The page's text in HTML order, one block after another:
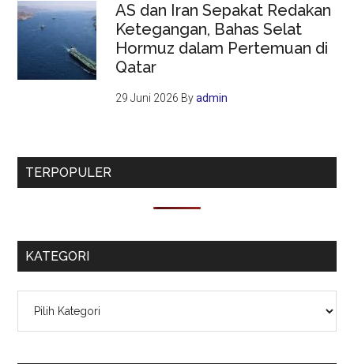
AS dan Iran Sepakat Redakan
Ketegangan, Bahas Selat
Hormuz dalam Pertemuan di
Qatar
29 Juni 2026 Byadmin
TERPOPULER
KATEGORI